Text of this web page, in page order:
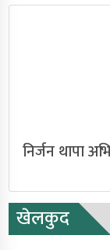
निर्जन थापा
खेलकुद